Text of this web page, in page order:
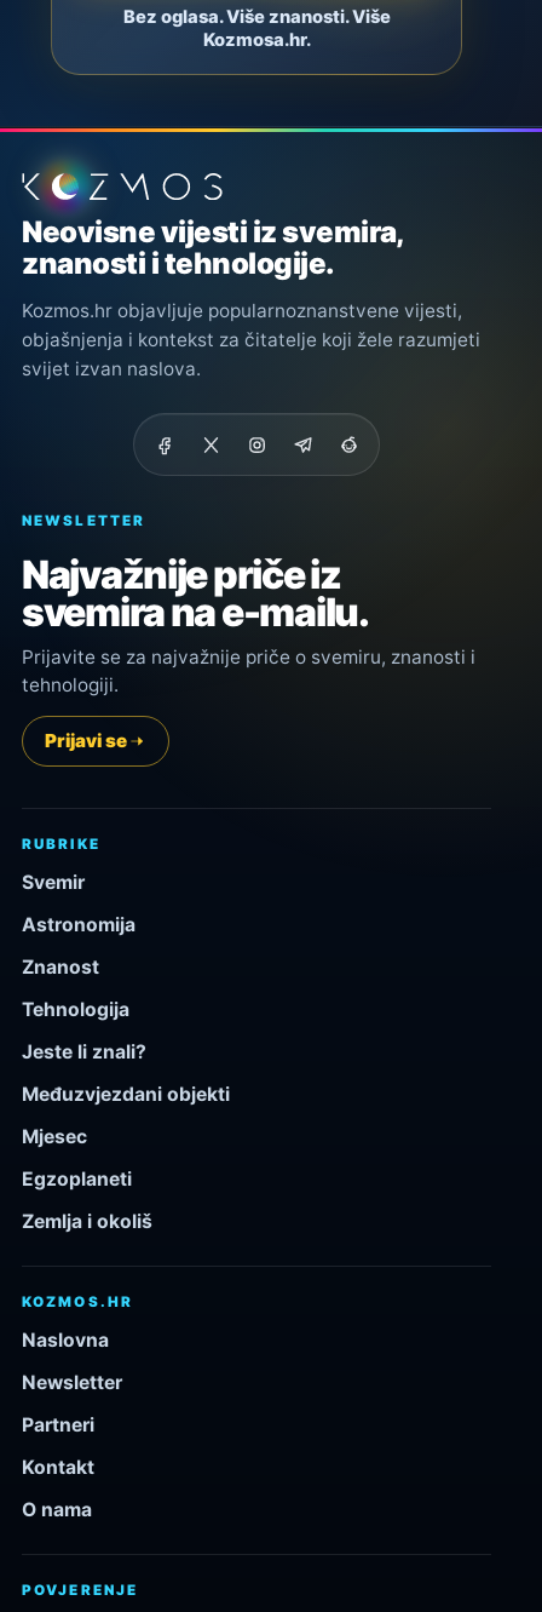
Bez oglasa. Više znanosti. Više
Kozmosa.hr.
Podnožje stranice
Neovisne vijesti iz svemira,
znanosti i tehnologije.
Kozmos.hr objavljuje popularnoznanstvene vijesti,
objašnjenja i kontekst za čitatelje koji žele razumjeti
svijet izvan naslova.
NEWSLETTER
Najvažnije priče iz
svemira na e-mailu.
Prijavite se za najvažnije priče o svemiru, znanosti i
tehnologiji.
Prijavi se
RUBRIKE
Svemir
Astronomija
Znanost
Tehnologija
Jeste li znali?
Međuzvjezdani objekti
Mjesec
Egzoplaneti
Zemlja i okoliš
KOZMOS.HR
Naslovna
Newsletter
Partneri
Kontakt
O nama
POVJERENJE